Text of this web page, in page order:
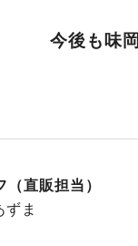
今後も味
直販担当）
ま